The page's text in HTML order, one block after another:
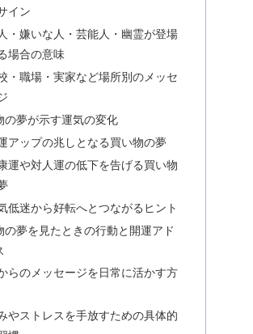
イン
・嫌いな人・芸能人・幽霊が登場
場合の意味
・職場・実家など場所別のメッセ
の夢が示す運気の変化
アップの兆しとなる買い物の夢
運や対人運の低下を告げる買い物
低迷から好転へとつながるヒント
の夢を見たときの行動と開運アド
らのメッセージを日常に活かす方
やストレスを手放すための具体的